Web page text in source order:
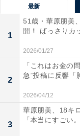
最新
1
51歳・華原朋美
開！ ばっさりカ
2026/01/27
2
「これはお金の
急”投稿に反響
2026/04/12
3
華原朋美、18キ
「本当にすごい